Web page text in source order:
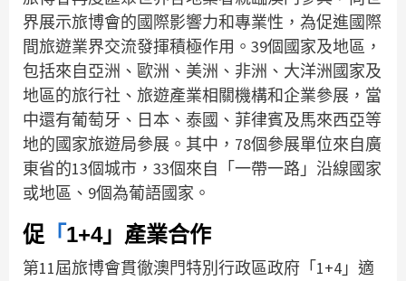
界展示旅博會的國際影響力和專業性，為促進國際
間旅遊業界交流發揮積極作用。39個國家及地區，
包括來自亞洲、歐洲、美洲、非洲、大洋洲國家及
地區的旅行社、旅遊產業相關機構和企業參展，當
中還有葡萄牙、日本、泰國、菲律賓及馬來西亞等
地的國家旅遊局參展。其中，78個參展單位來自廣
東省的13個城市，33個來自「一帶一路」沿線國家
或地區、9個為葡語國家。
促 「 1+4」產業合作
第11屆旅博會貫徹澳門特別行政區政府「1+4」適